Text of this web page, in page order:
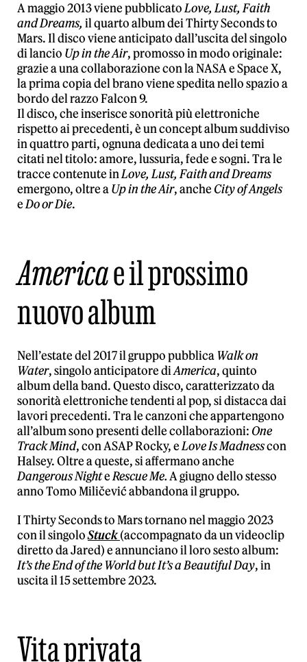
A maggio 2013 viene pubblicatoLove, Lust, Faith
and Dreams, il quarto album dei Thirty Seconds to
Mars. Il disco viene anticipato dall’uscita del singolo
di lancio Up in the Air, promosso in modo originale:
grazie a una collaborazione con la NASA e Space X,
la prima copia del brano viene spedita nello spazio a
bordo del razzo Falcon 9.
Il disco, che inserisce sonorità più elettroniche
rispetto ai precedenti, è un concept album suddiviso
in quattro parti, ognuna dedicata a uno dei temi
citati nel titolo: amore, lussuria, fede e sogni. Tra le
tracce contenute inLove, Lust, Faith and Dreams
emergono, oltre aUp in the Air, anche City of Angels
eDo or Die.
Americae il prossimo
nuovo album
Nell’estate del 2017 il gruppo pubblica Walk on
Water, singolo anticipatore diAmerica, quinto
album della band. Questo disco, caratterizzato da
sonorità elettroniche tendenti al pop, si distacca dai
lavori precedenti. Tra le canzoni che appartengono
all’album sono presenti delle collaborazioni: One
Track Mind, con ASAP Rocky, eLove Is Madnesscon
Halsey. Oltre a queste, si affermano anche
Dangerous NighteRescue Me.A giugno dello stesso
anno Tomo Miličević abbandona il gruppo.
I Thirty Seconds to Mars tornano nel maggio 2023
con il singoloStuck(accompagnato da un videoclip
diretto da Jared) e annunciano il loro sesto album:
It’s the End of the World but It’s a Beautiful Day, in
uscita il 15 settembre 2023.
Vita privata